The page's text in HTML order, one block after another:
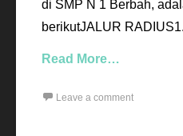
di SMP N 1 Berbah,
berikutJALUR
Read More…
Leave a comment